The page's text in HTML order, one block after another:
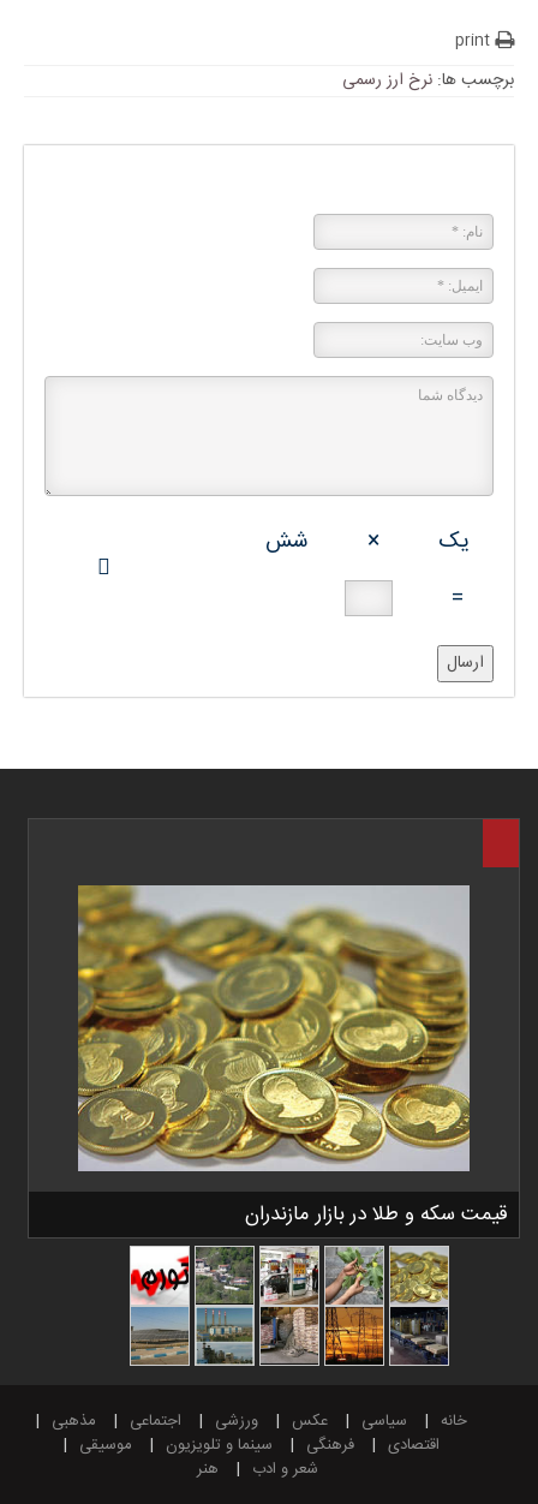
print
برچسب ها: نرخ ارز رسمی
یک ×
شش
=
ارسال
قیمت سکه و طلا در بازار مازندران
خانه سیاسی عکس ورزشی اجتماعی
مذهبی
اقتصادی
فرهنگی سینما و تلویزیون
موسیقی
شعر و ادب
هنر